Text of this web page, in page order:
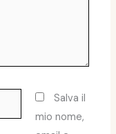
Salva il
mio nome,